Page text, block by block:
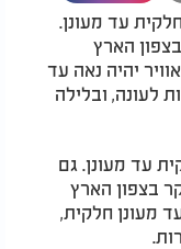
עד מעונן.
הארץ
יהיה נאה עד
לעונה, ובלילה
עד מעונן. גם
בצפון הארץ
מעונן חלקית,